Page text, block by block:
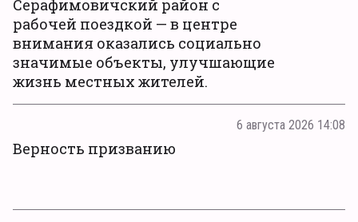
Серафимовичский район с
рабочей поездкой — в центре
внимания оказались социально
значимые объекты, улучшающие
жизнь местных жителей.
6 августа 2026 14:08
Верность призванию